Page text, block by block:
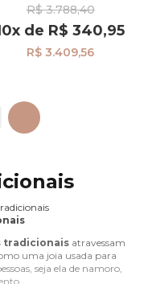
com 4,0mm ta40
R$ 3.788,40
de R$ 340,95
R$ 3.409,56
tradicionaisatravessam
uma joia usada para
seja ela de namoro,